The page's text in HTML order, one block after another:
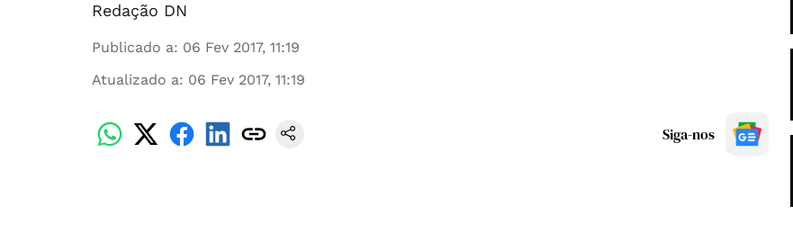
Redação DN
Publicado a: 06 Fev 2017, 11:19
Atualizado a: 06 Fev 2017, 11:19
Siga-nos